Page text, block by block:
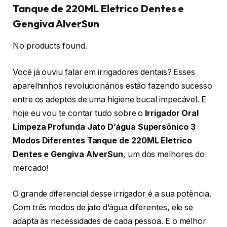
Tanque de 220ML Eletrico Dentes e
Gengiva AlverSun
No products found.
Você já ouviu falar em irrigadores dentais? Esses
aparelhinhos revolucionários estão fazendo sucesso
entre os adeptos de uma higiene bucal impecável. E
hoje eu vou te contar tudo sobre o Irrigador Oral
Limpeza Profunda Jato D’água Supersônico 3
Modos Diferentes Tanque de 220ML Eletrico
Dentes e Gengiva AlverSun, um dos melhores do
mercado!
O grande diferencial desse irrigador é a sua potência.
Com três modos de jato d’água diferentes, ele se
adapta às necessidades de cada pessoa. E o melhor